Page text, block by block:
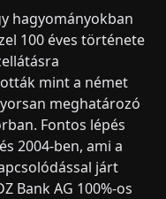
hagyományokban
100 éves története
mint a német
meghatározó
Fontos lépés
2004-ben, ami a
járt
Bank AG 100%-os